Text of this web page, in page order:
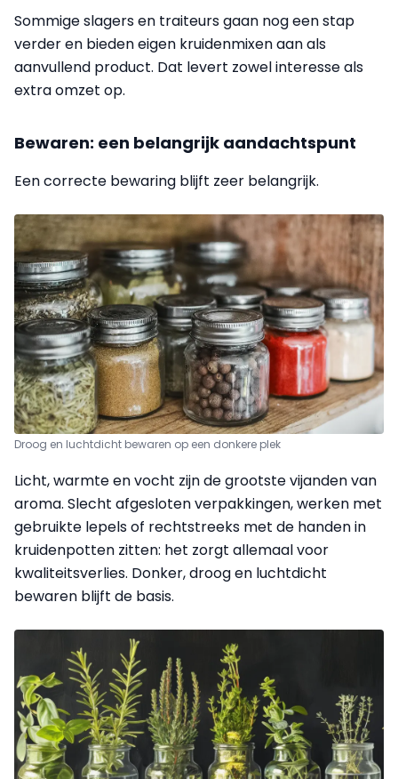
Sommige slagers en traiteurs gaan nog een stap
verder en bieden eigen kruidenmixen aan als
aanvullend product. Dat levert zowel interesse als
extra omzet op.
Bewaren: een belangrijk aandachtspunt
Een correcte bewaring blijft zeer belangrijk.
Droog en luchtdicht bewaren op een donkere plek
Licht, warmte en vocht zijn de grootste vijanden van
aroma. Slecht afgesloten verpakkingen, werken met
gebruikte lepels of rechtstreeks met de handen in
kruidenpotten zitten: het zorgt allemaal voor
kwaliteitsverlies. Donker, droog en luchtdicht
bewaren blijft de basis.